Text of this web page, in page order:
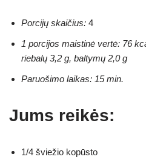
Porcijų skaičius: 4
1 porcijos maistinė vertė: 76
riebalų 3,2 g, baltymų 2,0 g
Paruošimo laikas: 15 min.
Jums reikės:
1/4 šviežio kopūsto